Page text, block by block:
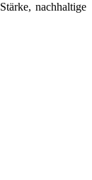
nachhaltige